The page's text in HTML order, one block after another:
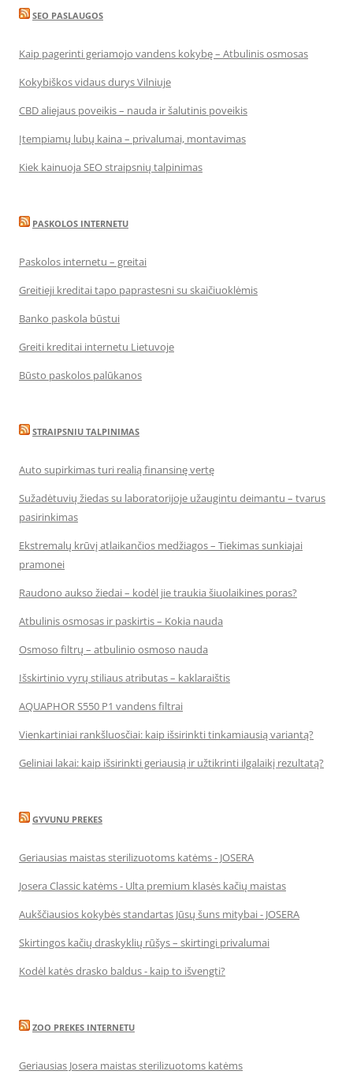
SEO PASLAUGOS
Kaip pagerinti geriamojo vandens kokybę – Atbulinis osmosas
Kokybiškos vidaus durys Vilniuje
CBD aliejaus poveikis – nauda ir šalutinis poveikis
Įtempiamų lubų kaina – privalumai, montavimas
Kiek kainuoja SEO straipsnių talpinimas
PASKOLOS INTERNETU
Paskolos internetu – greitai
Greitieji kreditai tapo paprastesni su skaičiuoklėmis
Banko paskola būstui
Greiti kreditai internetu Lietuvoje
Būsto paskolos palūkanos
STRAIPSNIU TALPINIMAS
Auto supirkimas turi realią finansinę vertę
Sužadėtuvių žiedas su laboratorijoje užaugintu deimantu – tvarus
pasirinkimas
Ekstremalų krūvį atlaikančios medžiagos – Tiekimas sunkiajai
pramonei
Raudono aukso žiedai – kodėl jie traukia šiuolaikines poras?
Atbulinis osmosas ir paskirtis – Kokia nauda
Osmoso filtrų – atbulinio osmoso nauda
Išskirtinio vyrų stiliaus atributas – kaklaraištis
AQUAPHOR S550 P1 vandens filtrai
Vienkartiniai rankšluosčiai: kaip išsirinkti tinkamiausią variantą?
Geliniai lakai: kaip išsirinkti geriausią ir užtikrinti ilgalaikį rezultatą?
GYVUNU PREKES
Geriausias maistas sterilizuotoms katėms - JOSERA
Josera Classic katėms - Ulta premium klasės kačių maistas
Aukščiausios kokybės standartas Jūsų šuns mitybai - JOSERA
Skirtingos kačių draskyklių rūšys – skirtingi privalumai
Kodėl katės drasko baldus - kaip to išvengti?
ZOO PREKES INTERNETU
Geriausias Josera maistas sterilizuotoms katėms